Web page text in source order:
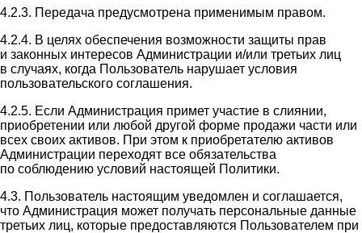
4.2.3. Передача предусмотрена применимым правом.
4.2.4. В целях обеспечения возможности защиты прав
и законных интересов Администрации и/или третьих лиц
в случаях, когда Пользователь нарушает условия
пользовательского соглашения.
4.2.5. Если Администрация примет участие в слиянии,
приобретении или любой другой форме продажи части или
всех своих активов. При этом к приобретателю активов
Администрации переходят все обязательства
по соблюдению условий настоящей Политики.
4.3. Пользователь настоящим уведомлен и соглашается,
что Администрация может получать персональные данные
третьих лиц, которые предоставляются Пользователем при